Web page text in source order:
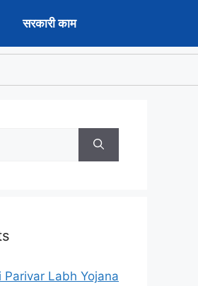
सरकारी काम
Labh Yojana